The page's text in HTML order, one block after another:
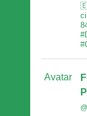
Avatar